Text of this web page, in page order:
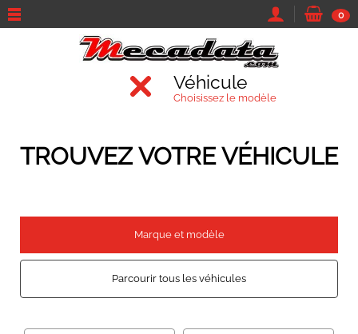
0
Véhicule
Choisissez le modèle
TROUVEZ VOTRE VÉHICULE
Marque et modèle
Parcourir tous les véhicules